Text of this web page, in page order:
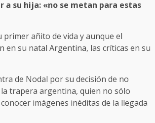
su hija: «no se metan para estas
primer añito de vida y aunque el
en su natal Argentina, las críticas en su
de Nodal por su decisión de no
trapera argentina, quien no sólo
imágenes inéditas de la llegada